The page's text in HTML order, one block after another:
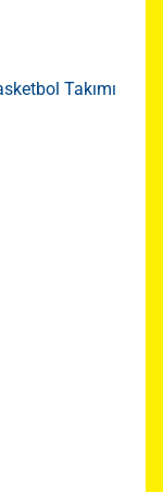
Takımı